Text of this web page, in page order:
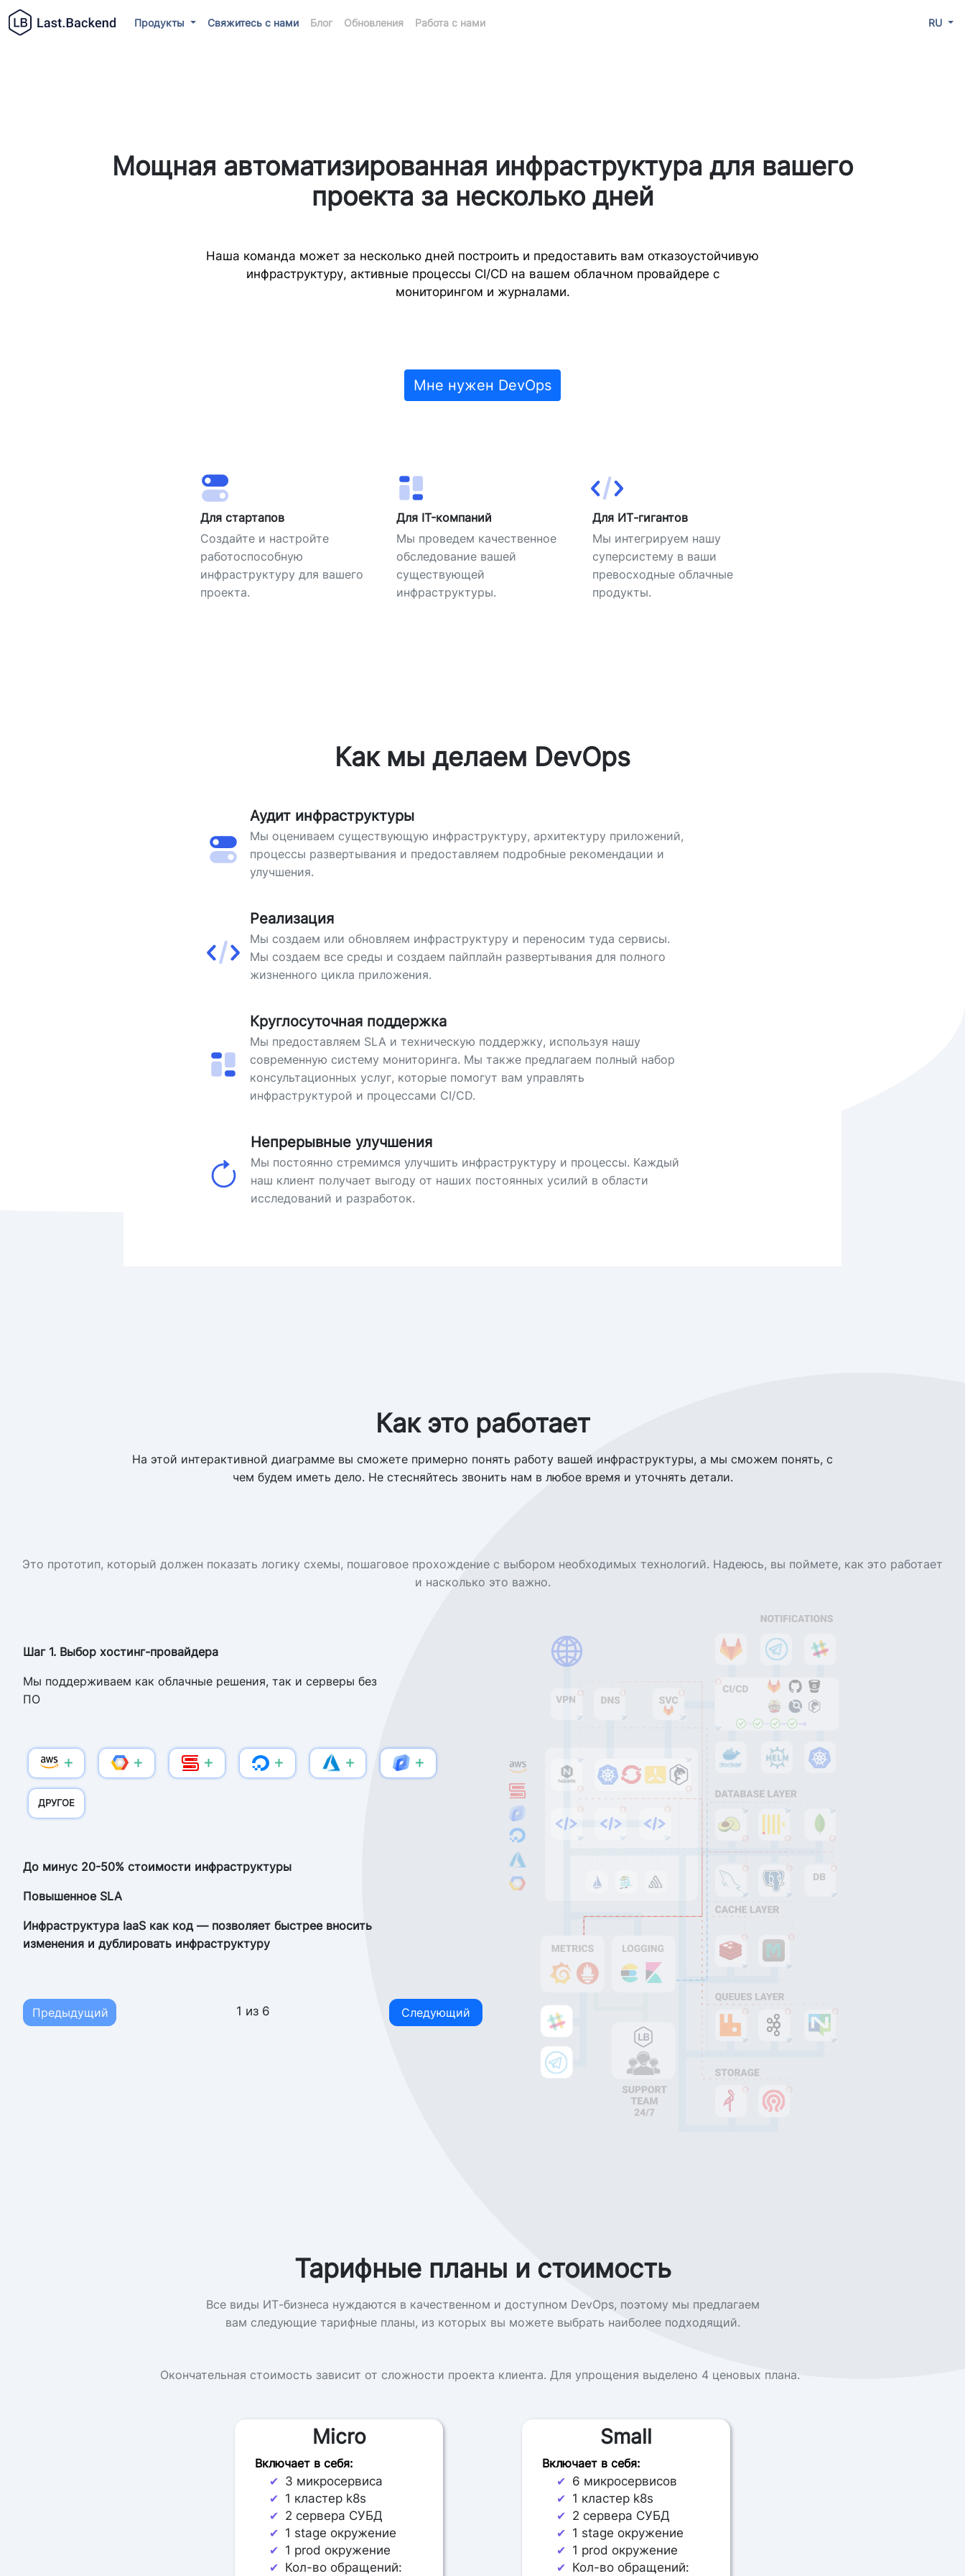
Продукты Свяжитесь с нами Блог Обновления Работа с нами RU
Мощная автоматизированная инфраструктура для вашего
проекта за несколько дней
Наша команда может за несколько дней построить и предоставить вам отказоустойчивую
инфраструктуру, активные процессы CI/CD на вашем облачном провайдере с
мониторингом и журналами.
Мне нужен DevOps
Для стартапов
Создайте и настройте
работоспособную
инфраструктуру для вашего
проекта.
Для IT-компаний
Мы проведем качественное
обследование вашей
существующей
инфраструктуры.
Для ИТ-гигантов
Мы интегрируем нашу
суперсистему в ваши
превосходные облачные
продукты.
Как мы делаем DevOps
Аудит инфраструктуры
Мы оцениваем существующую инфраструктуру, архитектуру приложений,
процессы развертывания и предоставляем подробные рекомендации и
улучшения.
Реализация
Мы создаем или обновляем инфраструктуру и переносим туда сервисы.
Мы создаем все среды и создаем пайплайн развертывания для полного
жизненного цикла приложения.
Круглосуточная поддержка
Мы предоставляем SLA и техническую поддержку, используя нашу
современную систему мониторинга. Мы также предлагаем полный набор
консультационных услуг, которые помогут вам управлять
инфраструктурой и процессами CI/CD.
Непрерывные улучшения
Мы постоянно стремимся улучшить инфраструктуру и процессы. Каждый
наш клиент получает выгоду от наших постоянных усилий в области
исследований и разработок.
Как это работает
На этой интерактивной диаграмме вы сможете примерно понять работу вашей инфраструктуры, а мы сможем понять, с
чем будем иметь дело. Не стесняйтесь звонить нам в любое время и уточнять детали.
Это прототип, который должен показать логику схемы, пошаговое прохождение с выбором необходимых технологий. Надеюсь, вы поймете, как это работает
и насколько это важно.
Шаг 1. Выбор хостинг-провайдера
Мы поддерживаем как облачные решения, так и серверы без
ПО
ДРУГОЕ
До минус 20-50% стоимости инфраструктуры
Повышенное SLA
Инфраструктура IaaS как код — позволяет быстрее вносить
изменения и дублировать инфраструктуру
Предыдущий 1 из 6 Следующий
Тарифные планы и стоимость
Все виды ИТ-бизнеса нуждаются в качественном и доступном DevOps, поэтому мы предлагаем
вам следующие тарифные планы, из которых вы можете выбрать наиболее подходящий.
Окончательная стоимость зависит от сложности проекта клиента. Для упрощения выделено 4 ценовых плана.
Micro
Включает в себя:
✔ 3 микросервиса
✔ 1 кластер k8s
✔ 2 сервера СУБД
✔ 1 stage окружение
✔ 1 prod окружение
✔ Кол-во обращений:
Small
Включает в себя:
✔ 6 микросервисов
✔ 1 кластер k8s
✔ 2 сервера СУБД
✔ 1 stage окружение
✔ 1 prod окружение
✔ Кол-во обращений: